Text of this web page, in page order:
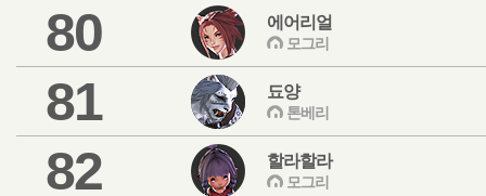
80 에어리얼
모그리
81 됴양
톤베리
82 할라할라
모그리